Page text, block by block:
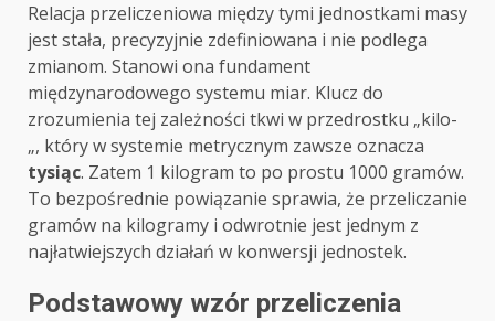
Relacja przeliczeniowa między tymi jednostkami masy
jest stała, precyzyjnie zdefiniowana i nie podlega
zmianom. Stanowi ona fundament
międzynarodowego systemu miar. Klucz do
zrozumienia tej zależności tkwi w przedrostku „kilo-
„, który w systemie metrycznym zawsze oznacza
tysiąc. Zatem 1 kilogram to po prostu 1000 gramów.
To bezpośrednie powiązanie sprawia, że przeliczanie
gramów na kilogramy i odwrotnie jest jednym z
najłatwiejszych działań w konwersji jednostek.
Podstawowy wzór przeliczenia